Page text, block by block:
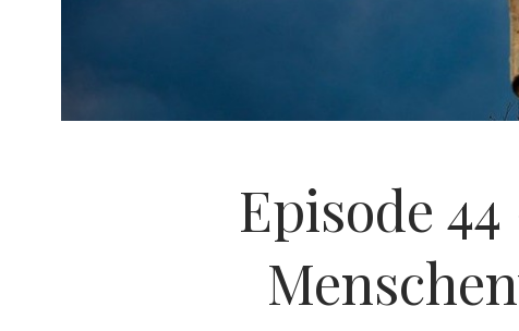
Episode